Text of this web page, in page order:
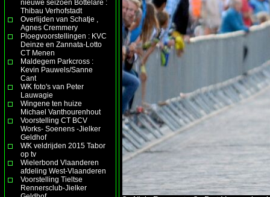
nieuwe seizoen Bottelare :
Thibau Verhofstadt
Overlijden van Schatje ,
Agnes Cremmery
Ploegvoorstellingen : KVC
Deinze en Zannata-Lotto
CT Menen
Maldegem Parkcross :
Kevin Pauwels/Sanne
Cant
WK foto's van Peter
Lauwagie
Wingene ten huize
Michael Vanthourenhout
Voorstelling CT BCV
Works- Soenens -Jielker
Geldhof
WK veldrijden 2015 Tabor
op tv
Wielerbond Vlaanderen
afdeling West-Vlaanderen
Voorstelling Tieltse
Rennersclub-Jielker